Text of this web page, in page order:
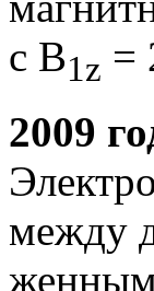
с В1z =
2009
между